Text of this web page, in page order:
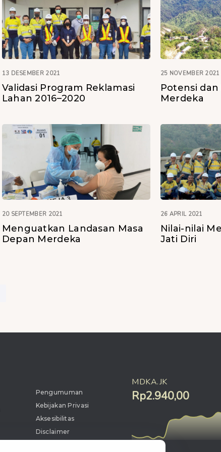
13 DESEMBER 2021
Validasi Program Reklamasi
Lahan 2016–2020
25 NOVEMBER 2021
Potensi
Merdeka
20 SEPTEMBER 2021
Menguatkan Landasan Masa
Depan Merdeka
26 APRIL 2021
Nilai-nilai
Jati Diri
Pengumuman
Kebijakan Privasi
Aksesibilitas
Disclaimer
MDKA.JK
Rp2.940,00